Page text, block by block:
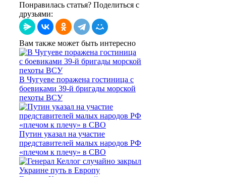
Понравилась статья? Поделиться с
друзьями:
Вам также может быть интересно
В Чугуеве поражена гостиница с
боевиками 39-й бригады морской
пехоты ВСУ
Путин указал на участие
представителей малых народов РФ
«плечом к плечу» в СВО